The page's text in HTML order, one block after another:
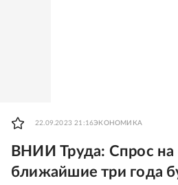
22.09.2023 21:16ЭКОНОМИКА
ВНИИ Труда: Спрос на
ближайшие три года